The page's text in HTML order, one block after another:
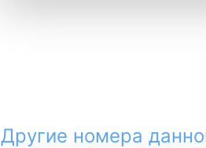
Другие номера